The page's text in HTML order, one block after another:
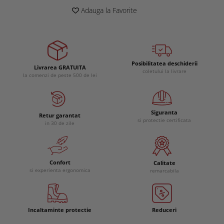
Adauga la Favorite
Livrarea GRATUITA
la comenzi de peste 500 de lei
Posibilitatea deschiderii
coletului la livrare
Retur garantat
in 30 de zile
Siguranta
si protectie certificata
Confort
si experienta ergonomica
Calitate
remarcabila
Incaltaminte protectie Reduceri